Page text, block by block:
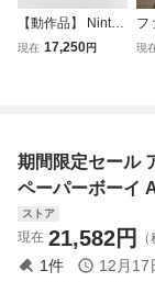
【動作品】 Ninten
do GAME BOY mi
現在 17,250円
フ
ト
現
期間限定セール
ペーパーボーイ
ストア
現在 21,582円
1件 12月17